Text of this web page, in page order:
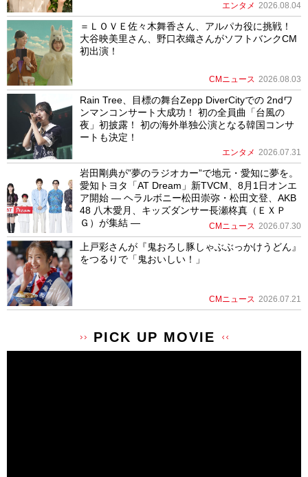
エンタメ 2026.08.04
＝ＬＯＶＥ佐々木舞香さん、アルパカ役に挑戦！
大谷映美里さん、野口衣織さんがソフトバンクCM
初出演！
CMニュース 2026.08.03
Rain Tree、目標の舞台Zepp DiverCityでの 2ndワ
ンマンコンサート大成功！ 初の全員曲「台風の
夜」初披露！ 初の海外単独公演となる韓国コンサ
ートも決定！
エンタメ 2026.07.31
岩田剛典が”夢のラジオカー”で地元・愛知に夢を。
愛知トヨタ「AT Dream」新TVCM、8月1日オンエ
ア開始 ― ヘラルボニー松田崇弥・松田文登、AKB
48 八木愛月、キッズダンサー長瀬柊真（ＥＸＰ
Ｇ）が集結 ―
CMニュース 2026.07.30
上戸彩さんが『鬼おろし豚しゃぶぶっかけうどん』
をつるりで「鬼おいしい！」
CMニュース 2026.07.21
PICK UP MOVIE